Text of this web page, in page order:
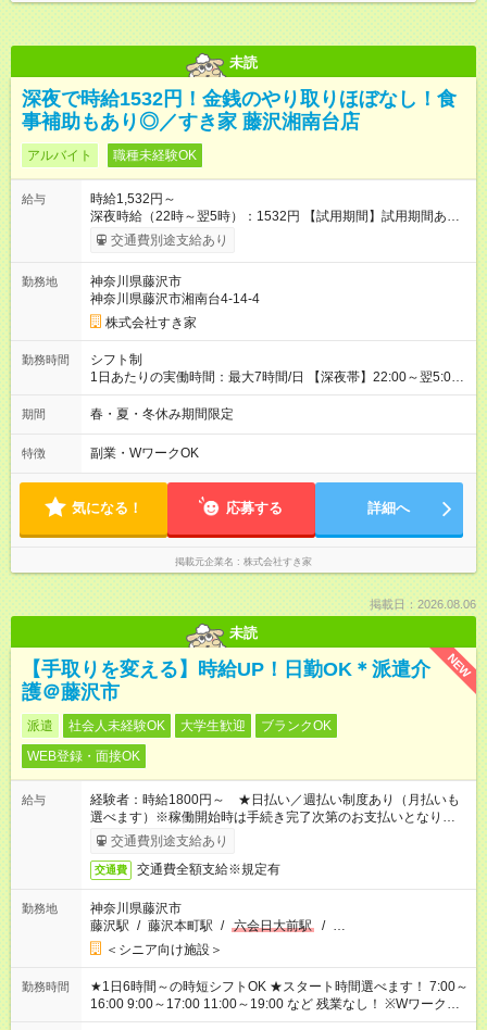
未読
深夜で時給1532円！金銭のやり取りほぼなし！食
事補助もあり◎／すき家 藤沢湘南台店
アルバイト 職種未経験OK
給与
時給1,532円～
深夜時給（22時～翌5時）：1532円 【試用期間】試用期間あり
試用期間の長さ：1ヶ月 雇用形態、給与は本採用時と同じです。
試用期間の実態は30日（※条件変更なし）ですが、切り上げで
同時給）
交通費別途支給あり
勤務地
神奈川県藤沢市
神奈川県藤沢市湘南台4-14-4
株式会社すき家
勤務時間
シフト制
1日あたりの実働時間：最大7時間/日 【深夜帯】22:00～翌5:00
週2日～・1日2h～OK◎ ※22:00から翌5:00までは18歳以上の方
のみ勤務可能です（18歳未満の深夜業務禁止のため） ★深夜で
す。 必ず、2名以上での勤務を行いますので、安心して働けま
す。
期間 春・夏・冬休み期間限定
特徴 副業・WワークOK
気になる！ 応募する 詳細へ
掲載元企業名 株式会社すき家
掲載日：2026.08.06
未読
NEW
【手取りを変える】時給UP！日勤OK＊派遣介
護＠藤沢市
派遣 社会人未経験OK 大学生歓迎
ブランクOK
WEB登録・面接OK
給与
経験者：時給1800円～ ★日払い／週払い制度あり（月払いも
選べます）※稼働開始時は手続き完了次第のお支払いとなりま
す。交通費別途支給あり
交通費 交通費全額支給※規定有
勤務地
神奈川県藤沢市
藤沢駅 / 藤沢本町駅 / 六会日大前駅 / …
＜シニア向け施設＞
勤務時間
★1日6時間～の時短シフトOK ★スタート時間選べます！ 7:00～
16:00 9:00～17:00 11:00～19:00 など 残業なし！ ※Wワークの
場合、他のお仕事と合わせ週40時間超の就業はご案内できませ